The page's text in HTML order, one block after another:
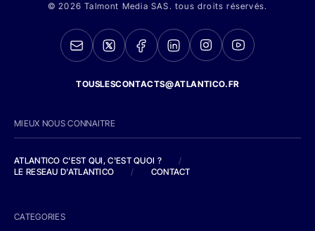
© 2026 Talmont Media SAS. tous droits réservés.
TOUSLESCONTACTS@ATLANTICO.FR
MIEUX NOUS CONNAITRE
ATLANTICO C'EST QUI, C'EST QUOI ?
/
LE RESEAU D'ATLANTICO
/ CONTACT
CATEGORIES